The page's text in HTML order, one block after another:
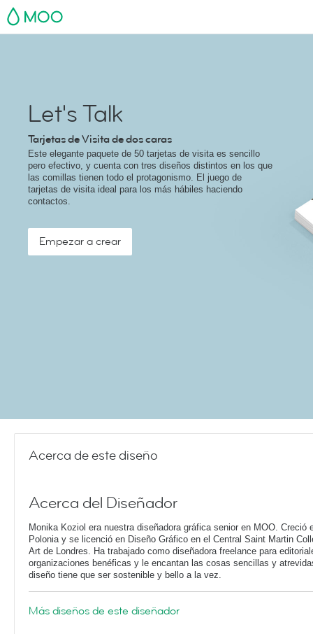
MOO
Let's Talk
Tarjetas de Visita de dos caras
Este elegante paquete de 50 tarjetas de visita es sencillo
pero efectivo, y cuenta con tres diseños distintos en los que
las comillas tienen todo el protagonismo. El juego de
tarjetas de visita ideal para los más hábiles haciendo
contactos.
Empezar a crear
Acerca de este diseño
Acerca del Diseñador
Monika Koziol era nuestra diseñadora gráfica senior en MOO. Creció
Polonia y se licenció en Diseño Gráfico en el Central Saint Martin
Art de Londres. Ha trabajado como diseñadora freelance para
organizaciones benéficas y le encantan las cosas sencillas y
diseño tiene que ser sostenible y bello a la vez.
Más diseños de este diseñador